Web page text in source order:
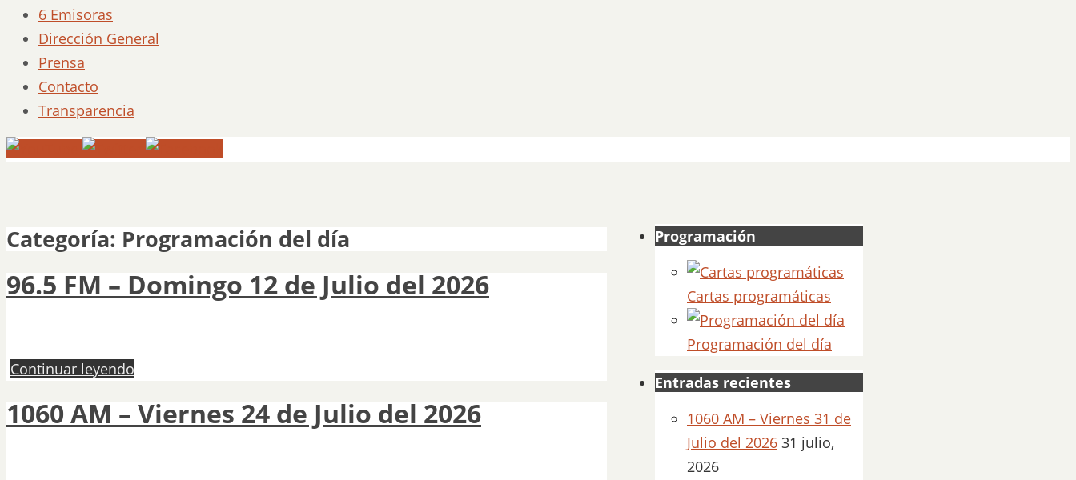
6 Emisoras
Dirección General
Prensa
Contacto
Transparencia
Categoría: Programación del día
96.5 FM – Domingo 12 de Julio del 2026
Continuar leyendo
1060 AM – Viernes 24 de Julio del 2026
Programación
Cartas programáticas
Programación del día
Entradas recientes
1060 AM – Viernes 31 de
Julio del 2026 31 julio,
2026